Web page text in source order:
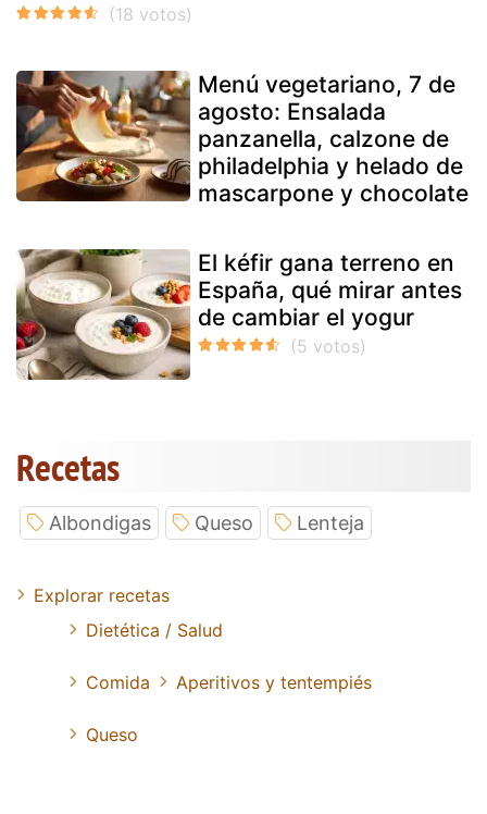
Menú vegetariano, 7 de
agosto: Ensalada
panzanella, calzone de
philadelphia y helado de
mascarpone y chocolate
El kéfir gana terreno en
España, qué mirar antes
de cambiar el yogur
Recetas
Albondigas Queso Lenteja
Explorar recetas
Dietética / Salud
Comida Aperitivos y tentempiés
Queso